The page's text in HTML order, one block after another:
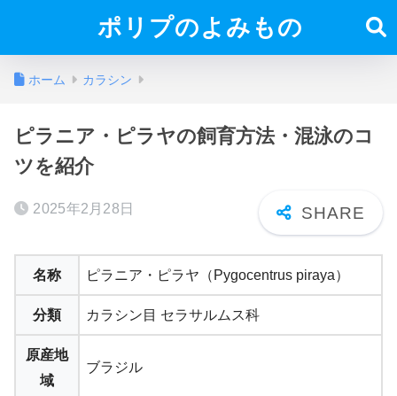
ポリプのよみもの
ホーム カラシン
ピラニア・ピラヤの飼育方法・混泳のコ
ツを紹介
2025年2月28日
名称 ピラニア・ピラヤ（Pygocentrus piraya）
分類 カラシン目 セラサルムス科
原産地
域
ブラジル